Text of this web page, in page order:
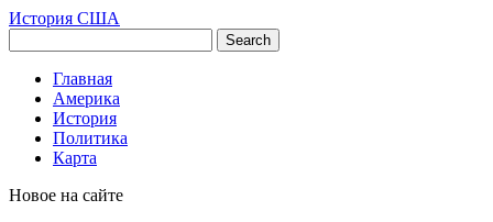
История США
Главная
Америка
История
Политика
Карта
Новое на сайте